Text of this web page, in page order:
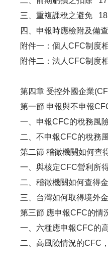
三、重複課稅之避免
四、申報時應檢附及備
附件一：個人CFC制度
附件二：法人CFC制度
第四章 受控外國企業
第一節 申報與不申報
一、申報CFC的稅務風
二、不申報CFC的稅務
第二節 稽徵機關如何查
一、與核定CFC營利所
二、稽徵機關如何查得
三、台灣如何取得境外
第三節 應申報CFC的情
一、六種應申報CFC的
二、高風險情況的CFC